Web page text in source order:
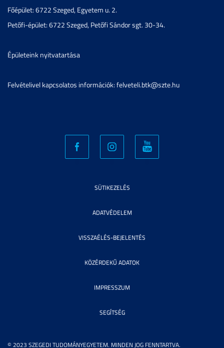
Főépület: 6722 Szeged, Egyetem u. 2.
Petőfi-épület: 6722 Szeged, Petőfi Sándor sgt. 30-34.
Épületeink nyitvatartása
Felvételivel kapcsolatos információk: felveteli.btk@szte.hu
© 2023 SZEGEDI TUDOMÁNYEGYETEM. MINDEN JOG FENNTARTVA.
SÜTIKEZELÉS
ADATVÉDELEM
VISSZAÉLÉS-BEJELENTÉS
KÖZÉRDEKŰ ADATOK
IMPRESSZUM
SEGÍTSÉG